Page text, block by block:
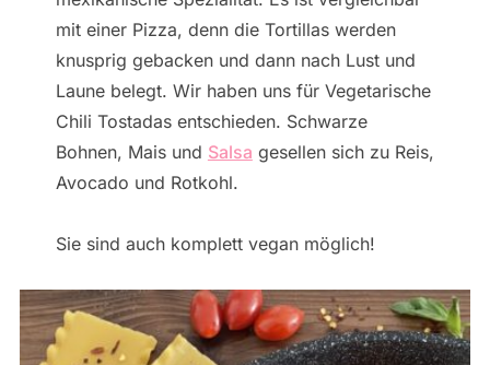
mit einer Pizza, denn die Tortillas werden
knusprig gebacken und dann nach Lust und
Laune belegt. Wir haben uns für Vegetarische
Chili Tostadas entschieden. Schwarze
Bohnen, Mais und Salsa gesellen sich zu Reis,
Avocado und Rotkohl.
Sie sind auch komplett vegan möglich!